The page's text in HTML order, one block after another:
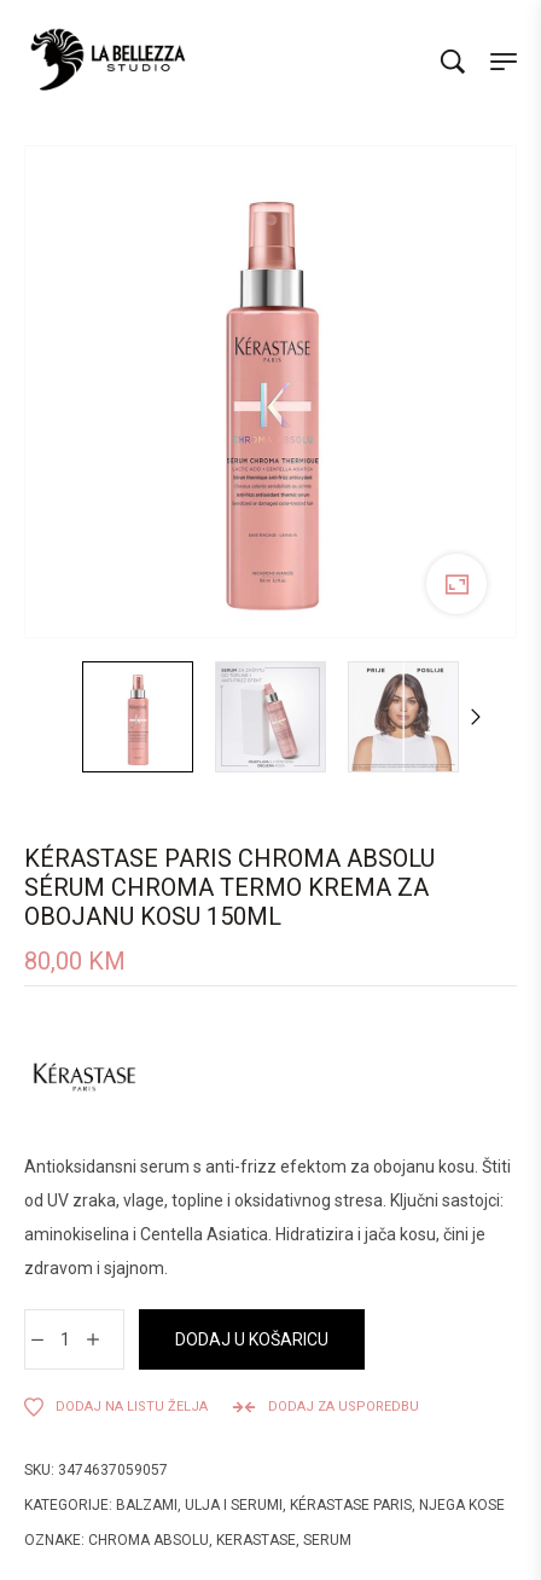
KÉRASTASE PARIS CHROMA ABSOLU
SÉRUM CHROMA TERMO KREMA ZA
OBOJANU KOSU 150ML
80,00 KM
Antioksidansni serum s anti-frizz efektom za obojanu kosu. Štiti
od UV zraka, vlage, topline i oksidativnog stresa. Ključni sastojci:
aminokiselina i Centella Asiatica. Hidratizira i jača kosu, čini je
zdravom i sjajnom.
DODAJ U KOŠARICU
DODAJ NA LISTU ŽELJA DODAJ ZA USPOREDBU
SKU: 3474637059057
KATEGORIJE: BALZAMI, ULJA I SERUMI , KÉRASTASE PARIS, NJEGA KOSE
OZNAKE: CHROMA ABSOLU, KERASTASE, SERUM